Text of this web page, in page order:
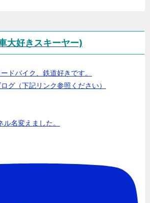
大好きスキーヤー)
ドバイク、鉄道好きです。
グ（下記リンク参照ください）
名変えました。